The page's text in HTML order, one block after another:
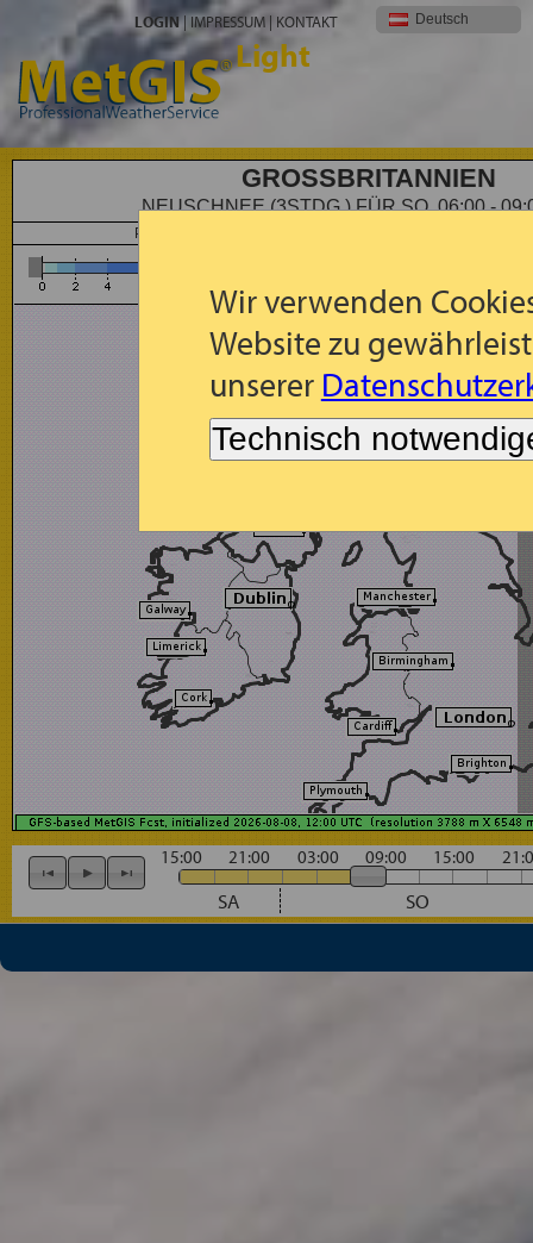
Wir verwenden
Website zu
unserer
Technisch
LOGIN| IMPRESSUM | KONTAKT Deutsch
Light
GROSSBRITANNIEN
NEUSCHNEE (3STDG.) FÜR SO, 06:00 -
Prognose: 3-std. Schneefall (cm) für So, 2026-08-09, 06:00 -
15:00 21:00 03:00 09:00 15:00
SA SO